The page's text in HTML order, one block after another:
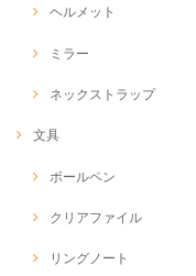
ヘルメット
ミラー
ネックストラップ
文具
ボールペン
クリアファイル
リングノート